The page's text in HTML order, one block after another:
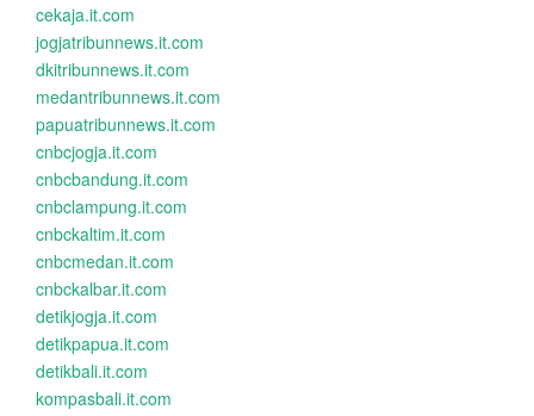
cekaja.it.com
jogjatribunnews.it.com
dkitribunnews.it.com
medantribunnews.it.com
papuatribunnews.it.com
cnbcjogja.it.com
cnbcbandung.it.com
cnbclampung.it.com
cnbckaltim.it.com
cnbcmedan.it.com
cnbckalbar.it.com
detikjogja.it.com
detikpapua.it.com
detikbali.it.com
kompasbali.it.com